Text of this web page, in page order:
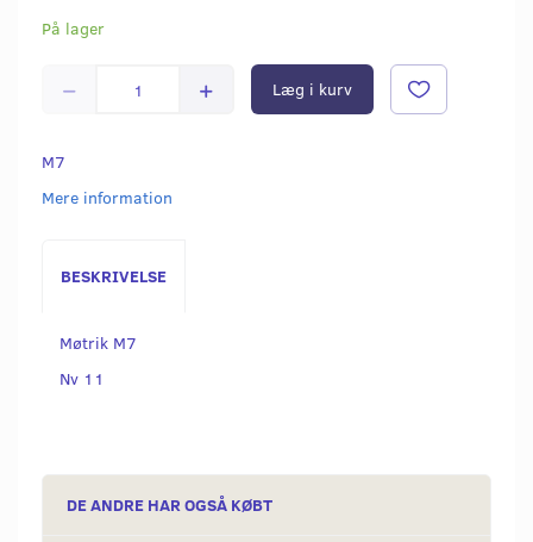
På lager
Læg i kurv
M7
Mere information
BESKRIVELSE
Møtrik M7
Nv 11
DE ANDRE HAR OGSÅ KØBT